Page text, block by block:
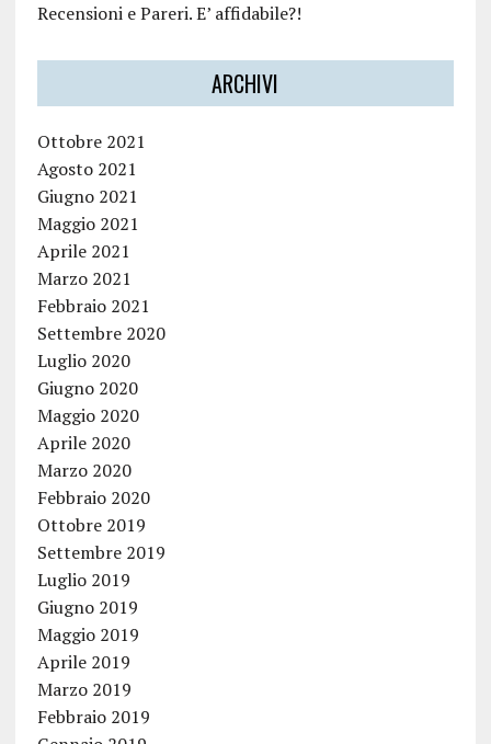
Recensioni e Pareri. E’ affidabile?!
ARCHIVI
Ottobre 2021
Agosto 2021
Giugno 2021
Maggio 2021
Aprile 2021
Marzo 2021
Febbraio 2021
Settembre 2020
Luglio 2020
Giugno 2020
Maggio 2020
Aprile 2020
Marzo 2020
Febbraio 2020
Ottobre 2019
Settembre 2019
Luglio 2019
Giugno 2019
Maggio 2019
Aprile 2019
Marzo 2019
Febbraio 2019